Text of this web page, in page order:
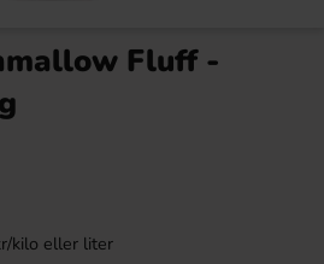
Fluff -
kilo eller liter